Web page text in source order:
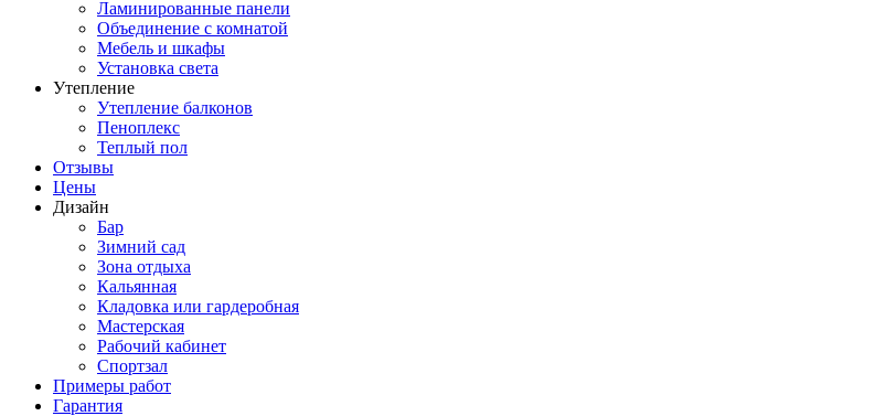
Ламинированные панели
Объединение с комнатой
Мебель и шкафы
Установка света
Утепление
Утепление балконов
Пеноплекс
Теплый пол
Отзывы
Цены
Дизайн
Бар
Зимний сад
Зона отдыха
Кальянная
Кладовка или гардеробная
Мастерская
Рабочий кабинет
Спортзал
Примеры работ
Гарантия